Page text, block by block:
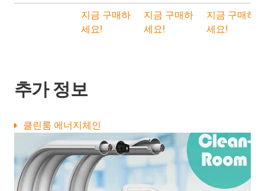
지금 구매하
세요!
지금 구매하
세요!
지금 구매하
세요!
추가 정보
클린룸 에너지체인